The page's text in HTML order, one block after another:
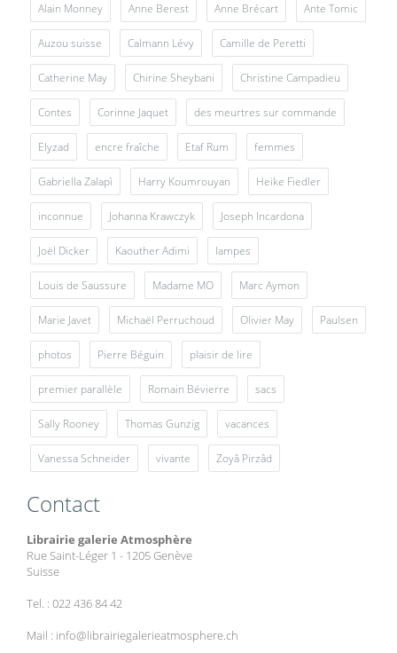
Alain Monney Anne Berest Anne Brécart Ante Tomic
Auzou suisse Calmann Lévy Camille de Peretti
Catherine May Chirine Sheybani Christine Campadieu
Contes Corinne Jaquet des meurtres sur commande
Elyzad encre fraîche Etaf Rum femmes
Gabriella Zalapì Harry Koumrouyan Heike Fiedler
inconnue Johanna Krawczyk Joseph Incardona
Joël Dicker Kaouther Adimi lampes
Louis de Saussure Madame MO Marc Aymon
Marie Javet Michaël Perruchoud Olivier May Paulsen
photos Pierre Béguin plaisir de lire
premier parallèle Romain Bévierre sacs
Sally Rooney Thomas Gunzig vacances
Vanessa Schneider vivante Zoyâ Pirzâd
Contact
Librairie galerie Atmosphère
Rue Saint-Léger 1 - 1205 Genève
Suisse
Tel. : 022 436 84 42
Mail : info@librairiegalerieatmosphere.ch